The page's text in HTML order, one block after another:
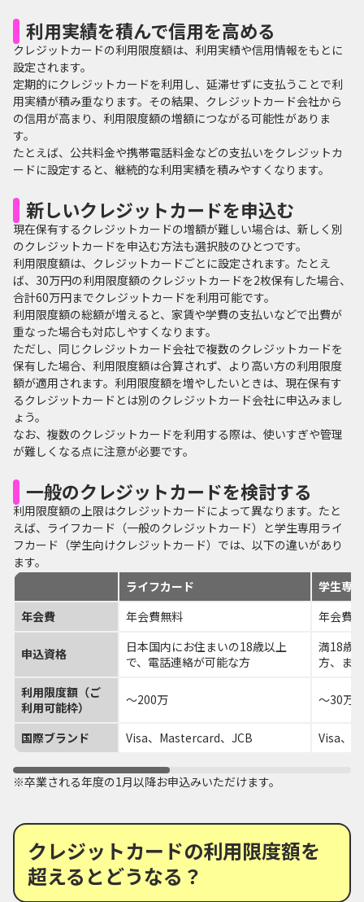
利用実績を積んで信用を高める
クレジットカードの利用限度額は、利用実績や信用情報をもとに
設定されます。
定期的にクレジットカードを利用し、延滞せずに支払うことで利
用実績が積み重なります。その結果、クレジットカード会社から
の信用が高まり、利用限度額の増額につながる可能性がありま
す。
たとえば、公共料金や携帯電話料金などの支払いをクレジットカ
ードに設定すると、継続的な利用実績を積みやすくなります。
新しいクレジットカードを申込む
現在保有するクレジットカードの増額が難しい場合は、新しく別
のクレジットカードを申込む方法も選択肢のひとつです。
利用限度額は、クレジットカードごとに設定されます。たとえ
ば、30万円の利用限度額のクレジットカードを2枚保有した場合、
合計60万円までクレジットカードを利用可能です。
利用限度額の総額が増えると、家賃や学費の支払いなどで出費が
重なった場合も対応しやすくなります。
ただし、同じクレジットカード会社で複数のクレジットカードを
保有した場合、利用限度額は合算されず、より高い方の利用限度
額が適用されます。利用限度額を増やしたいときは、現在保有す
るクレジットカードとは別のクレジットカード会社に申込みまし
ょう。
なお、複数のクレジットカードを利用する際は、使いすぎや管理
が難しくなる点に注意が必要です。
一般のクレジットカードを検討する
利用限度額の上限はクレジットカードによって異なります。たと
えば、ライフカード（一般のクレジットカード）と学生専用ライ
フカード（学生向けクレジットカード）では、以下の違いがあり
ます。
ライフカード
学生専
年会費
年会費無料 年会費
申込資格
日本国内にお住まいの18歳以上
で、電話連絡が可能な方
満18歳
方、ま
利用限度額（ご
利用可能枠）
～200万 ～30万
国際ブランド Visa、Mastercard、JCB Visa、
※卒業される年度の1月以降お申込みいただけます。
クレジットカードの利用限度額を
超えるとどうなる？